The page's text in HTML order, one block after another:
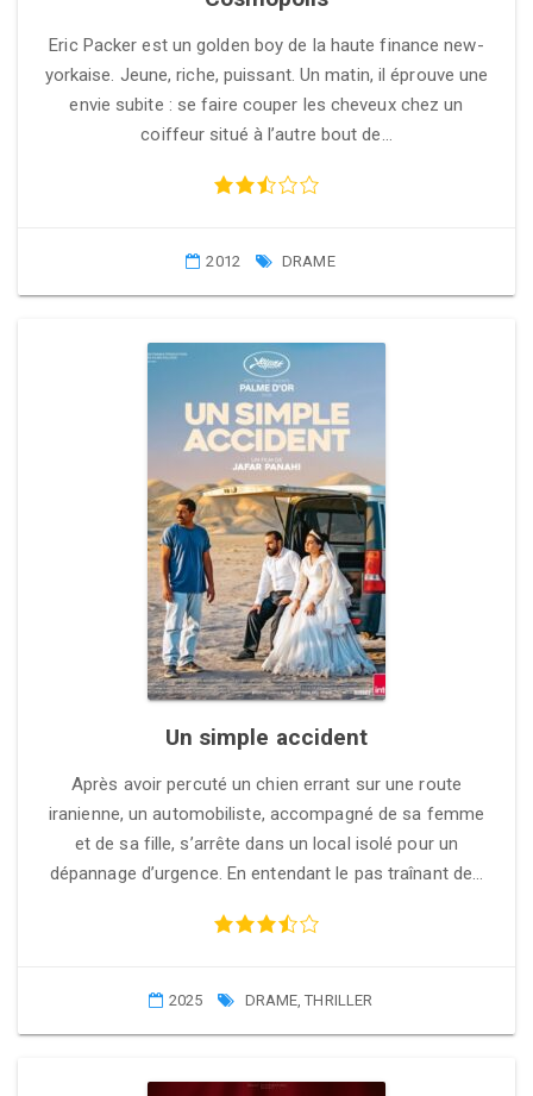
Eric Packer est un golden boy de la haute finance new-
yorkaise. Jeune, riche, puissant. Un matin, il éprouve une
envie subite : se faire couper les cheveux chez un
coiffeur situé à l’autre bout de…
2012 DRAME
Un simple accident
Après avoir percuté un chien errant sur une route
iranienne, un automobiliste, accompagné de sa femme
et de sa fille, s’arrête dans un local isolé pour un
dépannage d’urgence. En entendant le pas traînant de…
2025 DRAME,THRILLER